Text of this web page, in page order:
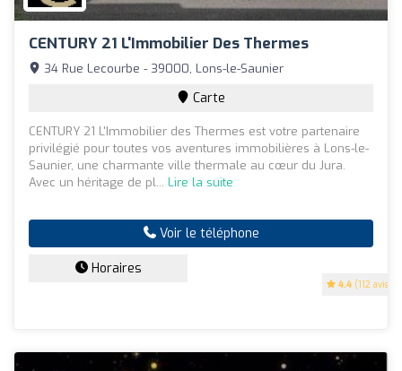
CENTURY 21 L'Immobilier Des Thermes
4.4 (112 avis)
34 Rue Lecourbe - 39000, Lons-le-Saunier
Carte
CENTURY 21 L'Immobilier des Thermes est votre partenaire
privilégié pour toutes vos aventures immobilières à Lons-le-
Saunier, une charmante ville thermale au cœur du Jura.
Avec un héritage de pl... Lire la suite
Voir le téléphone
Horaires